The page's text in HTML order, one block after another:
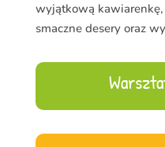
wyjątkową
smaczne desery oraz